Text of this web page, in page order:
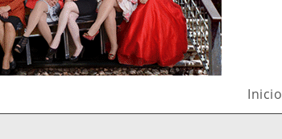
Inicio